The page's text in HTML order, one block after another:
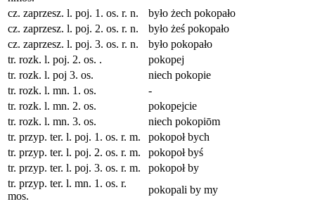
cz. zaprzesz. l. poj. 1. os. r. n.
było żech pokopało
cz. zaprzesz. l. poj. 2. os. r. n.
było żeś pokopało
cz. zaprzesz. l. poj. 3. os. r. n.
było pokopało
tr. rozk. l. poj. 2. os. .
pokopej
tr. rozk. l. poj 3. os.
niech pokopie
tr. rozk. l. mn. 1. os.
-
tr. rozk. l. mn. 2. os.
pokopejcie
tr. rozk. l. mn. 3. os.
niech pokopiōm
tr. przyp. ter. l. poj. 1. os. r. m.
pokopoł bych
tr. przyp. ter. l. poj. 2. os. r. m.
pokopoł byś
tr. przyp. ter. l. poj. 3. os. r. m.
pokopoł by
tr. przyp. ter. l. mn. 1. os. r.
mos.
pokopali by my